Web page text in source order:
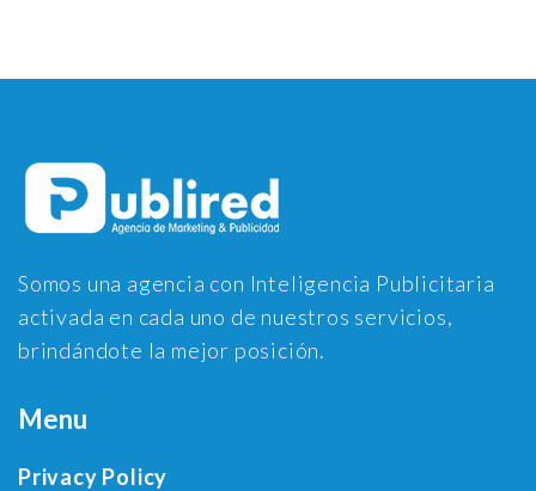
Somos una agencia con Inteligencia Publicitaria
activada en cada uno de nuestros servicios,
brindándote la mejor posición.
Menu
Privacy Policy